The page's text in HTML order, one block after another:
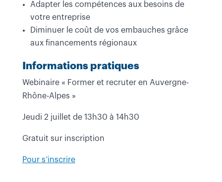
Adapter les compétences aux besoins de
votre entreprise
Diminuer le coût de vos embauches grâce
aux financements régionaux
Informations pratiques
Webinaire « Former et recruter en Auvergne-
Rhône-Alpes »
Jeudi 2 juillet de 13h30 à 14h30
Gratuit sur inscription
Pour s’inscrire